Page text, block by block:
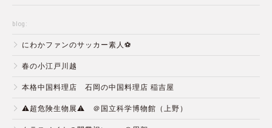
blog:
にわかファンのサッカー素人⚽️
春の小江戸川越
本格中国料理店 石岡の中国料理店 稲吉屋
⚠️超危険生物展⚠️ ＠国立科学博物館（上野）